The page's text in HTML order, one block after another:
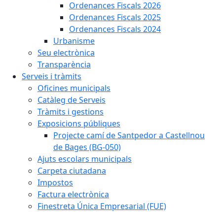
Ordenances Fiscals 2026
Ordenances Fiscals 2025
Ordenances Fiscals 2024
Urbanisme
Seu electrònica
Transparència
Serveis i tràmits
Oficines municipals
Catàleg de Serveis
Tràmits i gestions
Exposicions públiques
Projecte camí de Santpedor a Castellnou
de Bages (BG-050)
Ajuts escolars municipals
Carpeta ciutadana
Impostos
Factura electrònica
Finestreta Única Empresarial (FUE)